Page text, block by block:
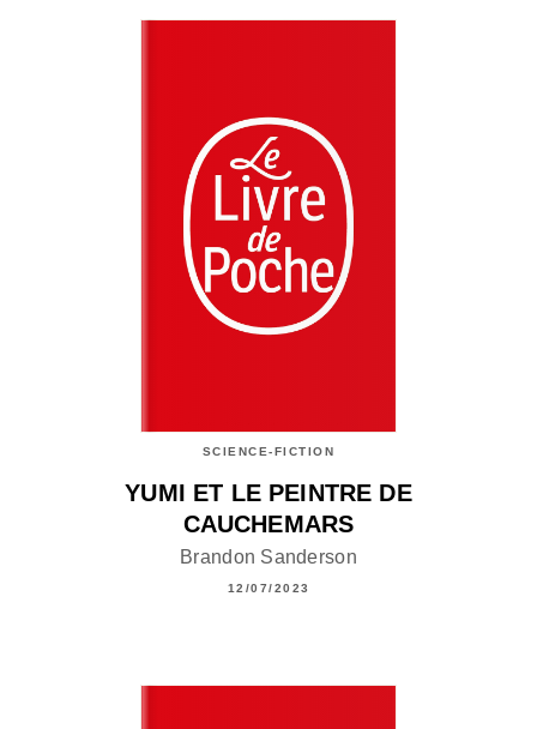
SCIENCE-FICTION
YUMI ET LE PEINTRE DE
CAUCHEMARS
Brandon Sanderson
12/07/2023